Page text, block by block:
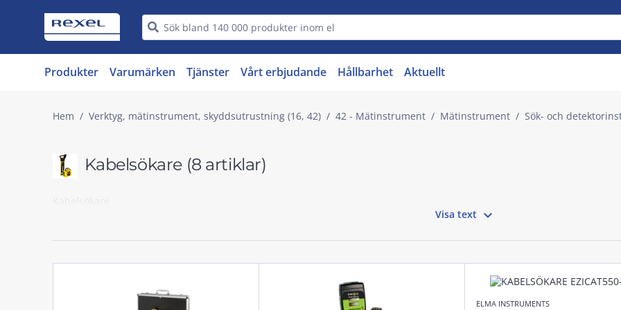
Produkter Varumärken Tjänster Vårt erbjudande Hållbarhet Aktuellt
Hem Verktyg, mätinstrument, skyddsutrustning (16, 42) 42 - Mätinstrument Mätinstrument Sök- och
Kabelsökare (8 artiklar)
Visa text 
ELMA INSTRUMENTS